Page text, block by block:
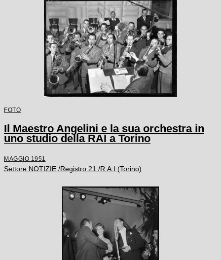
FOTO
Il Maestro Angelini e la sua orchestra in
uno studio della RAI a Torino
MAGGIO 1951
Settore NOTIZIE /Registro 21 /R.A.I (Torino)